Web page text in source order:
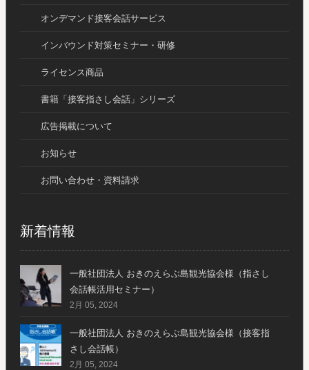
オンデマンド接客会話サービス
インバウンド対策セミナー・研修
ライセンス商品
書籍「接客指さし会話」シリーズ
広告掲載について
お知らせ
お問い合わせ・資料請求
新着情報
一般社団法人 おきのえらぶ島観光協会様（指さし
会話帳活用セミナー）
2月 05, 2024
一般社団法人 おきのえらぶ島観光協会様（接客指
さし会話帳）
2月 05, 2024